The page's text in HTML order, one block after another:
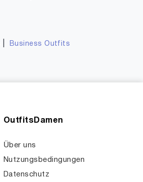
Business Outfits
OutfitsDamen
Über uns
Nutzungsbedingungen
Datenschutz